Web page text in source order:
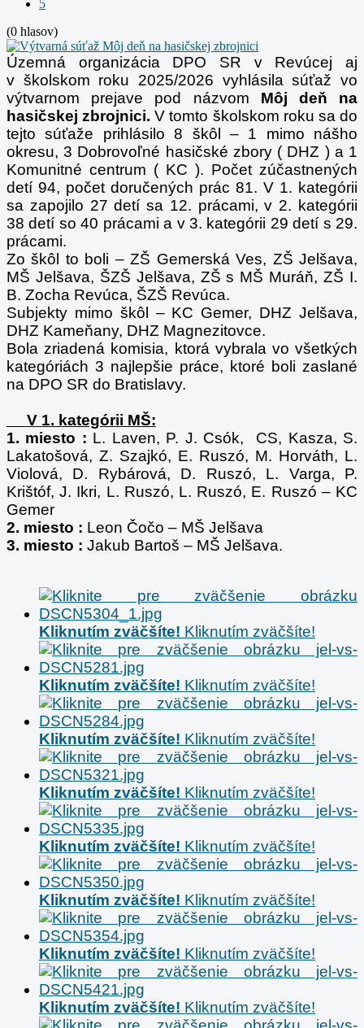
5
(0 hlasov)
Územná organizácia DPO SR v Revúcej aj
v školskom roku 2025/2026 vyhlásila súťaž vo
výtvarnom prejave pod názvom Môj deň na
hasičskej zbrojnici.V tomto školskom roku sa do
tejto súťaže prihlásilo 8 škôl – 1 mimo nášho
okresu, 3 Dobrovoľné hasičské zbory ( DHZ ) a 1
Komunitné centrum ( KC ). Počet zúčastnených
detí 94, počet doručených prác 81. V 1. kategórii
sa zapojilo 27 detí sa 12. prácami, v 2. kategórii
38 detí so 40 prácami a v 3. kategórii 29 detí s 29.
prácami.
Zo škôl to boli – ZŠ Gemerská Ves, ZŠ Jelšava,
MŠ Jelšava, ŠZŠ Jelšava, ZŠ s MŠ Muráň, ZŠ I.
B. Zocha Revúca, ŠZŠ Revúca.
Subjekty mimo škôl – KC Gemer, DHZ Jelšava,
DHZ Kameňany, DHZ Magnezitovce.
Bola zriadená komisia, ktorá vybrala vo všetkých
kategóriách 3 najlepšie práce, ktoré boli zaslané
na DPO SR do Bratislavy.
V 1. kategórii MŠ:
1. miesto : L. Laven, P. J. Csók, CS, Kasza, S.
Lakatošová, Z. Szajkó, E. Ruszó, M. Horváth, L.
Violová, D. Rybárová, D. Ruszó, L. Varga, P.
Krištóf, J. Ikri, L. Ruszó, L. Ruszó, E. Ruszó – KC
Gemer
2. miesto : Leon Čočo – MŠ Jelšava
3. miesto : Jakub Bartoš – MŠ Jelšava.
Kliknutím zväčšíte! Kliknutím zväčšíte!
Kliknutím zväčšíte! Kliknutím zväčšíte!
Kliknutím zväčšíte! Kliknutím zväčšíte!
Kliknutím zväčšíte! Kliknutím zväčšíte!
Kliknutím zväčšíte! Kliknutím zväčšíte!
Kliknutím zväčšíte! Kliknutím zväčšíte!
Kliknutím zväčšíte! Kliknutím zväčšíte!
Kliknutím zväčšíte! Kliknutím zväčšíte!